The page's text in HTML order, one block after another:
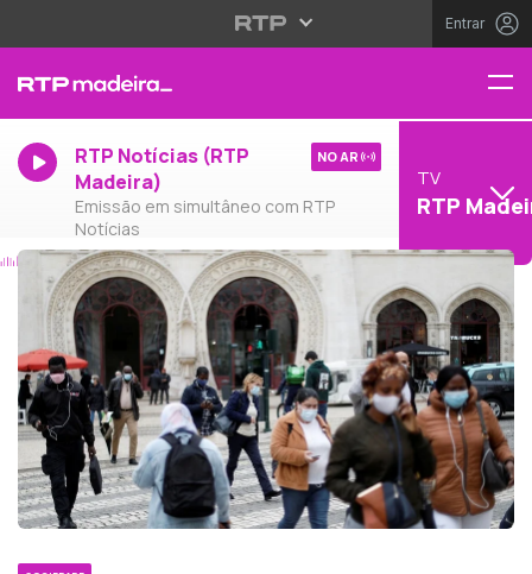
Entrar
RTP Notícias (RTP
Madeira)
Emissão em simultâneo com RTP
Notícias
NO AR
TV
RTP